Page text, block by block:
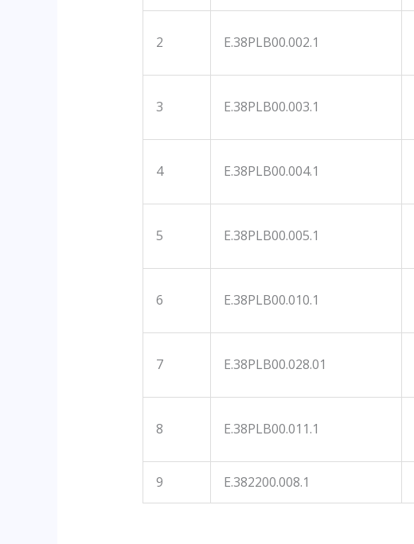
2 E.38PLB00.002.1
3 E.38PLB00.003.1
4 E.38PLB00.004.1
5 E.38PLB00.005.1
6 E.38PLB00.010.1
7 E.38PLB00.028.01
8 E.38PLB00.011.1
9 E.382200.008.1